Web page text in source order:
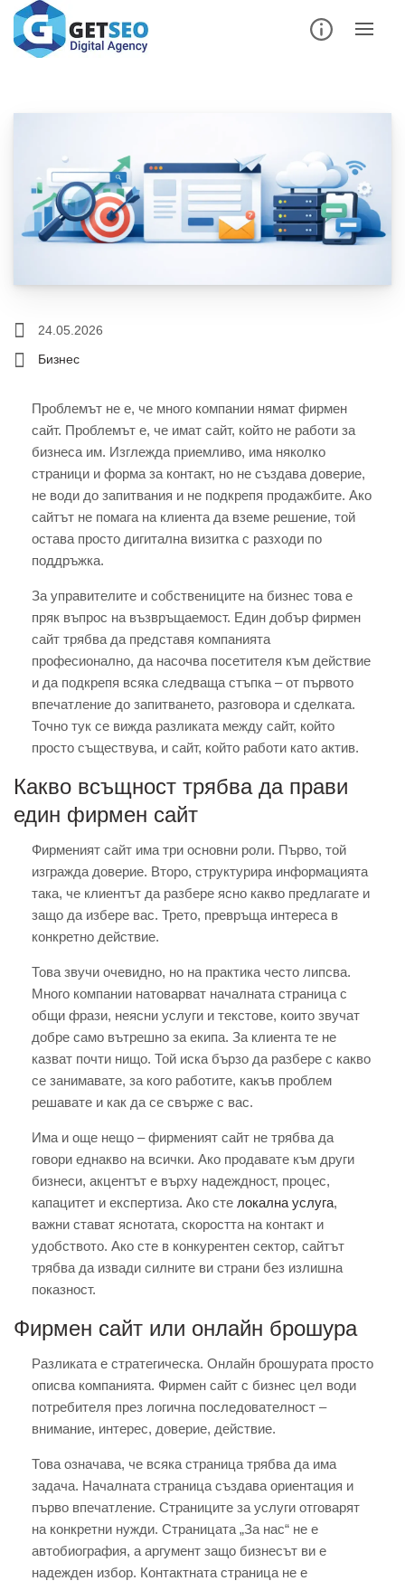
24.05.2026
Бизнес
Проблемът не е, че много компании нямат фирмен
сайт. Проблемът е, че имат сайт, който не работи за
бизнеса им. Изглежда приемливо, има няколко
страници и форма за контакт, но не създава доверие,
не води до запитвания и не подкрепя продажбите. Ако
сайтът не помага на клиента да вземе решение, той
остава просто дигитална визитка с разходи по
поддръжка.
За управителите и собствениците на бизнес това е
пряк въпрос на възвръщаемост. Един добър фирмен
сайт трябва да представя компанията
професионално, да насочва посетителя към действие
и да подкрепя всяка следваща стъпка – от първото
впечатление до запитването, разговора и сделката.
Точно тук се вижда разликата между сайт, който
просто съществува, и сайт, който работи като актив.
Какво всъщност трябва да прави
един фирмен сайт
Фирменият сайт има три основни роли. Първо, той
изгражда доверие. Второ, структурира информацията
така, че клиентът да разбере ясно какво предлагате и
защо да избере вас. Трето, превръща интереса в
конкретно действие.
Това звучи очевидно, но на практика често липсва.
Много компании натоварват началната страница с
общи фрази, неясни услуги и текстове, които звучат
добре само вътрешно за екипа. За клиента те не
казват почти нищо. Той иска бързо да разбере с какво
се занимавате, за кого работите, какъв проблем
решавате и как да се свърже с вас.
Има и още нещо – фирменият сайт не трябва да
говори еднакво на всички. Ако продавате към други
бизнеси, акцентът е върху надеждност, процес,
капацитет и експертиза. Ако сте локална услуга,
важни стават яснотата, скоростта на контакт и
удобството. Ако сте в конкурентен сектор, сайтът
трябва да извади силните ви страни без излишна
показност.
Фирмен сайт или онлайн брошура
Разликата е стратегическа. Онлайн брошурата просто
описва компанията. Фирмен сайт с бизнес цел води
потребителя през логична последователност –
внимание, интерес, доверие, действие.
Това означава, че всяка страница трябва да има
задача. Началната страница създава ориентация и
първо впечатление. Страниците за услуги отговарят
на конкретни нужди. Страницата „За нас“ не е
автобиография, а аргумент защо бизнесът ви е
надежден избор. Контактната страница не е